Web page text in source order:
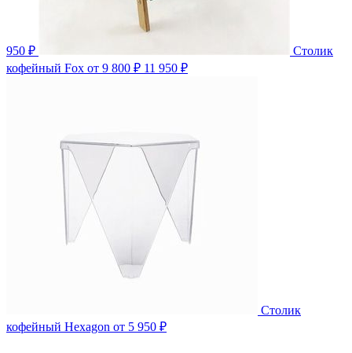
950 ₽
Столик
кофейный Fox от 9 800 ₽ 11 950 ₽
Столик
кофейный Hexagon от 5 950 ₽